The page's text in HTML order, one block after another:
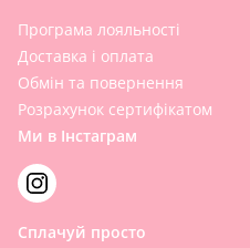
Програма лояльності
Доставка і оплата
Обмін та повернення
Розрахунок сертифікатом
Ми в Інстаграм
Сплачуй просто